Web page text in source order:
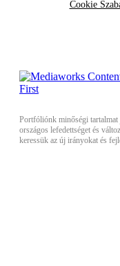
Cookie
Portfóliónk minőségi tartalmat
országos lefedettséget és
keressük az új irányokat és